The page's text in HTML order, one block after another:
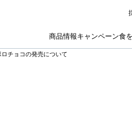
商品情報キャンペーン食
ロチョコの発売について